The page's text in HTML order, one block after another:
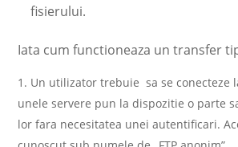
fisierului.
Iata cum functioneaza un transfer
Un utilizator trebuie sa se conecteze
unele servere pun la dispozitie o parte
lor fara necesitatea unei autentificari.